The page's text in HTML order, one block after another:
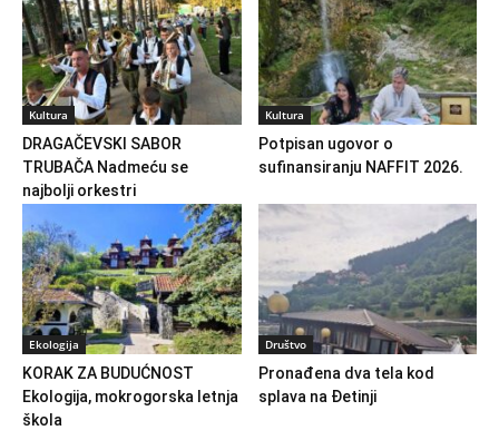
Kultura
DRAGAČEVSKI SABOR
TRUBAČA Nadmeću se
najbolji orkestri
Kultura
Potpisan ugovor o
sufinansiranju NAFFIT 2026.
Ekologija
KORAK ZA BUDUĆNOST
Ekologija, mokrogorska letnja
škola
Društvo
Pronađena dva tela kod
splava na Đetinji